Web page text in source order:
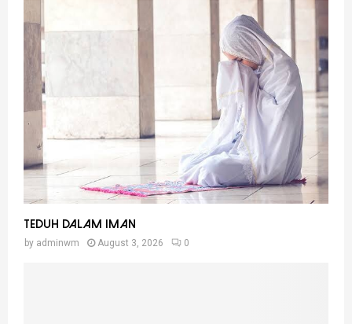
Teduh Dalam Iman
by adminwm August 3, 2026 0